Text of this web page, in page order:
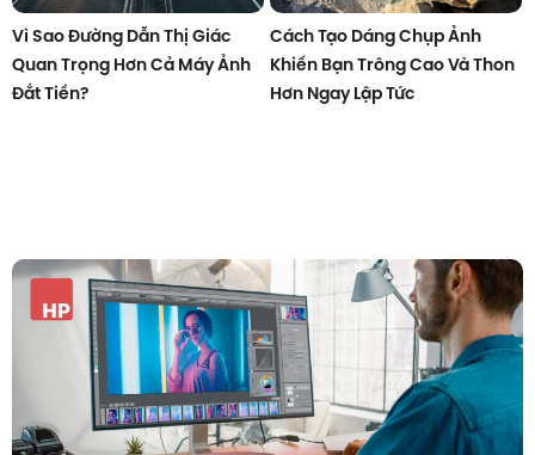
Vì Sao Đường Dẫn Thị Giác
Quan Trọng Hơn Cả Máy Ảnh
Đắt Tiền?
Cách Tạo Dáng Chụp Ảnh
Khiến Bạn Trông Cao Và Thon
Hơn Ngay Lập Tức